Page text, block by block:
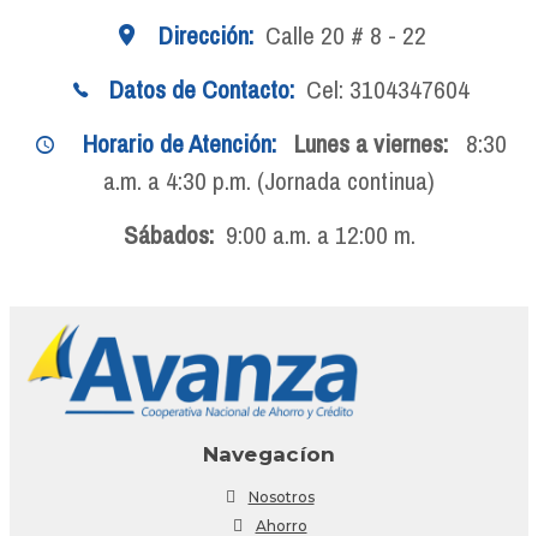
Dirección:Calle 20 # 8 - 22
Datos de Contacto: Cel: 3104347604
Horario de Atención: Lunes a viernes: 8:30
a.m. a 4:30 p.m. (Jornada continua)
Sábados:9:00 a.m. a 12:00 m.
Navegacíon
Nosotros
Ahorro